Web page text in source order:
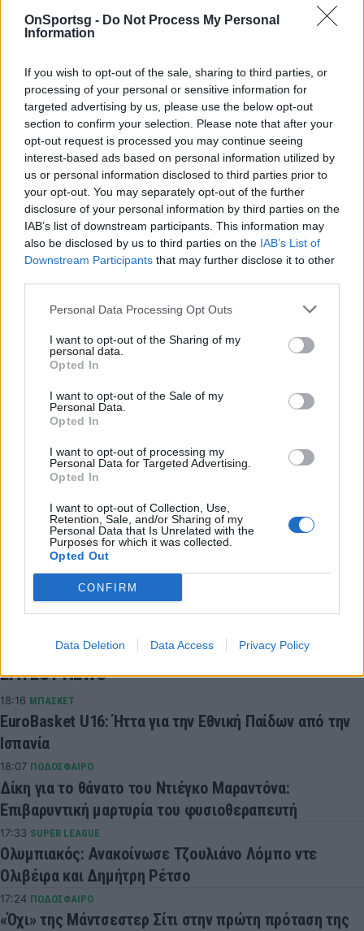
OnSportsg - Do Not Process My Personal
Information
If you wish to opt-out of the sale, sharing to third parties, or
processing of your personal or sensitive information for
targeted advertising by us, please use the below opt-out
section to confirm your selection. Please note that after your
opt-out request is processed you may continue seeing
interest-based ads based on personal information utilized by
us or personal information disclosed to third parties prior to
your opt-out. You may separately opt-out of the further
disclosure of your personal information by third parties on the
IAB’s list of downstream participants. This information may
also be disclosed by us to third parties on the IAB’s List of
Downstream Participants that may further disclose it to other
Personal Data Processing Opt Outs
I want to opt-out of the Sharing of my
personal data.
Opted In
I want to opt-out of the Sale of my
Personal Data.
Opted In
I want to opt-out of processing my
Personal Data for Targeted Advertising.
Opted In
I want to opt-out of Collection, Use,
Retention, Sale, and/or Sharing of my
Personal Data that Is Unrelated with the
Purposes for which it was collected.
Opted Out
CONFIRM
Data Deletion Data Access Privacy Policy
Παιχνίδι από παντού στη Novibet με το
νέο Mobile App
Φοίνικας Σύρου
Φοίνικας Σύρου Onex
COMMENTS
Συνδεθείτε για να σχολιάσετε
LATEST NEWS
18:16 ΜΠΑΣΚΕΤ
EuroBasket U16: Ήττα για την Εθνική Παίδων από την
Ισπανία
18:07 ΠΟΔΟΣΦΑΙΡΟ
Δίκη για το θάνατο του Ντιέγκο Μαραντόνα:
Επιβαρυντική μαρτυρία του φυσιοθεραπευτή
17:33 SUPER LEAGUE
Ολυμπιακός: Ανακοίνωσε Τζουλιάνο Λόμπο ντε
Ολιβέιρα και Δημήτρη Ρέτσο
17:24 ΠΟΔΟΣΦΑΙΡΟ
«Όχι» της Μάντσεστερ Σίτι στην πρώτη πρόταση της